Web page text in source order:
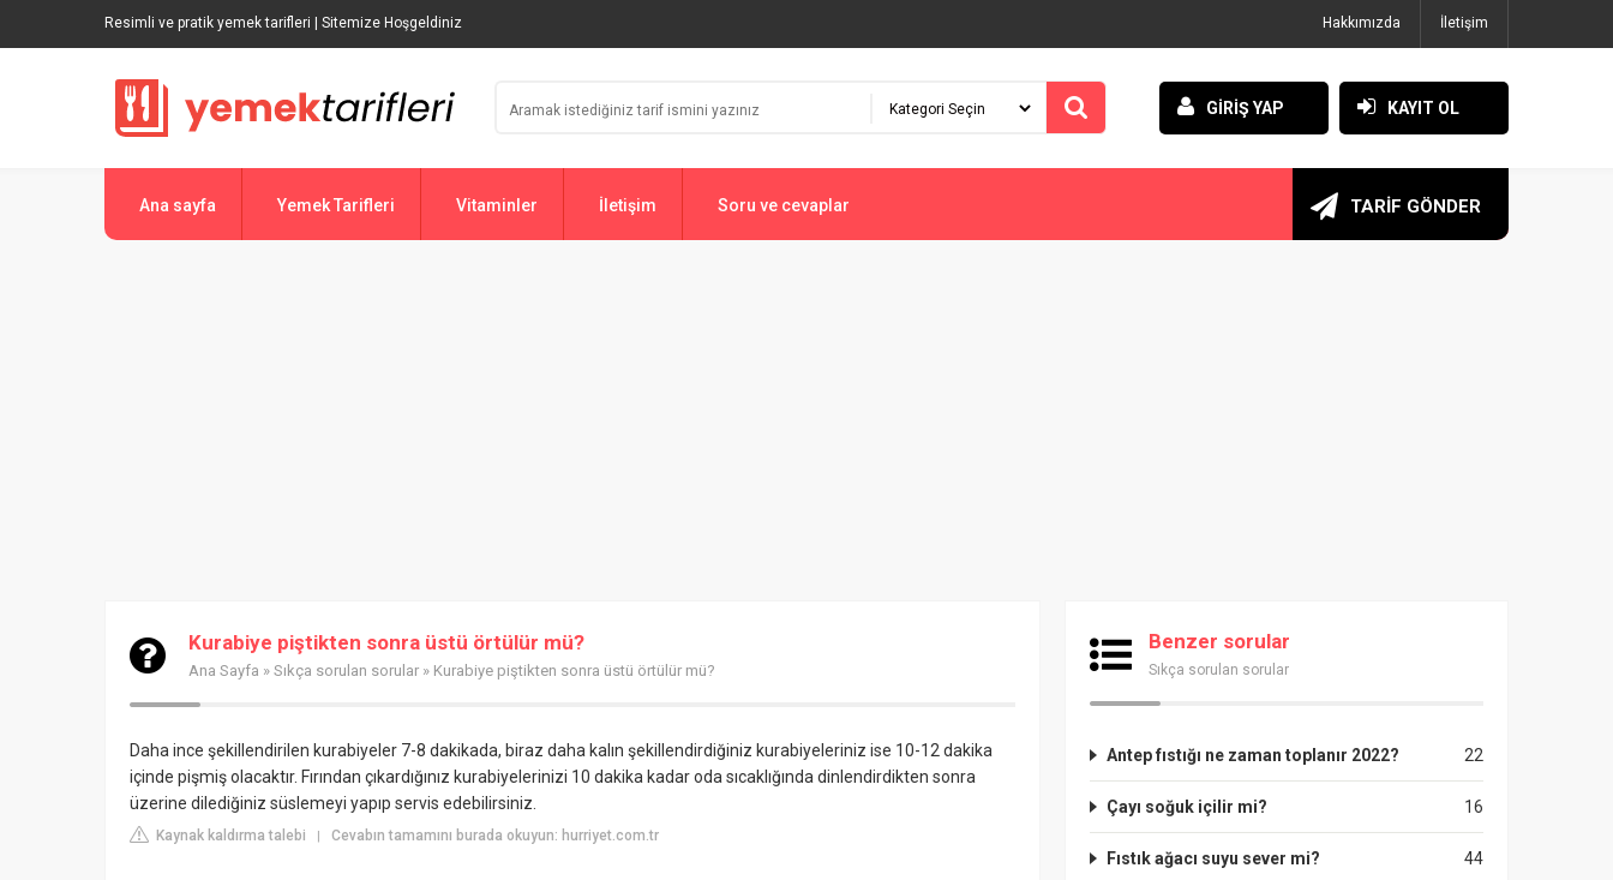
Resimli ve pratik yemek tarifleri | Sitemize Hoşgeldiniz Hakkımızda İletişim
GİRİŞ YAP KAYIT OL
Ana sayfa Yemek Tarifleri Vitaminler İletişim Soru ve cevaplar TARİF GÖNDER
Kurabiye piştikten sonra üstü örtülür mü?
Ana Sayfa » Sıkça sorulan sorular » Kurabiye piştikten sonra üstü örtülür mü?
Daha ince şekillendirilen kurabiyeler 7-8 dakikada, biraz daha kalın şekillendirdiğiniz kurabiyeleriniz ise 10-12 dakika
içinde pişmiş olacaktır. Fırından çıkardığınız kurabiyelerinizi 10 dakika kadar oda sıcaklığında dinlendirdikten sonra
üzerine dilediğiniz süslemeyi yapıp servis edebilirsiniz.
Kaynak kaldırma talebi | Cevabın tamamını burada okuyun: hurriyet.com.tr
Benzer sorular
Sıkça sorulan sorular
22
Antep fıstığı ne zaman toplanır 2022?
16
Çayı soğuk içilir mi?
44
Fıstık ağacı suyu sever mi?